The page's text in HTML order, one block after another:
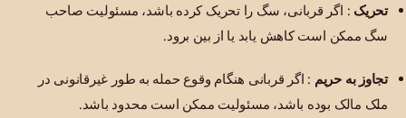
تحریک : اگر قربانی، سگ را تحریک کرده باشد، مسئولیت صاحب
سگ ممکن است کاهش یابد یا از بین برود.
تجاوز به حریم : اگر قربانی هنگام وقوع حمله به طور غیرقانونی در
ملک مالک بوده باشد، مسئولیت ممکن است محدود باشد.